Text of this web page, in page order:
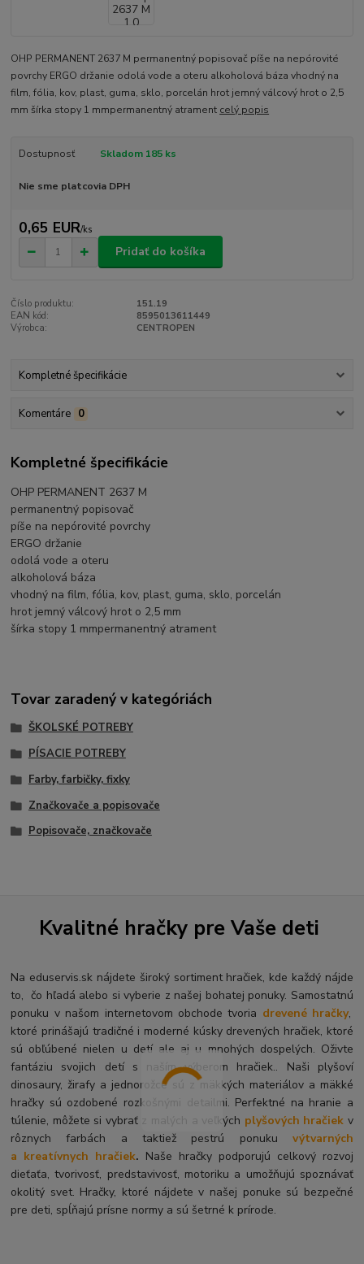
OHP PERMANENT 2637 M permanentný popisovač píše na nepórovité
povrchy ERGO držanie odolá vode a oteru alkoholová báza vhodný na
film, fólia, kov, plast, guma, sklo, porcelán hrot jemný válcový hrot o 2,5
mm šírka stopy 1 mmpermanentný atrament celý popis
Dostupnosť Skladom 185 ks
Nie sme platcovia DPH
0,65 EUR/ks
Pridať do košíka
Číslo produktu:
151.19
EAN kód:
8595013611449
Výrobca:
CENTROPEN
Kompletné špecifikácie
Komentáre 0
Kompletné špecifikácie
OHP PERMANENT 2637 M
permanentný popisovač
píše na nepórovité povrchy
ERGO držanie
odolá vode a oteru
alkoholová báza
vhodný na film, fólia, kov, plast, guma, sklo, porcelán
hrot jemný válcový hrot o 2,5 mm
šírka stopy 1 mmpermanentný atrament
Tovar zaradený v kategóriách
ŠKOLSKÉ POTREBY
PÍSACIE POTREBY
Farby, farbičky, fixky
Značkovače a popisovače
Popisovače, značkovače
Kvalitné hračky pre Vaše deti
Na eduservis.sk nájdete široký sortiment hračiek, kde každý nájde
to, čo hľadá alebo si vyberie z našej bohatej ponuky. Samostatnú
ponuku v našom internetovom obchode tvoria drevené hračky,
ktoré prinášajú tradičné i moderné kúsky drevených hračiek, ktoré
sú obľúbené nielen u detí ale aj u mnohých dospelých. Oživte
fantáziu svojich detí s naším výberom hračiek.. Naši plyšoví
dinosaury, žirafy a jednorožce sú z mäkkých materiálov a mäkké
hračky sú ozdobené rozkošnými detailmi. Perfektné na hranie a
túlenie, môžete si vybrať z malých a veľkých plyšových hračiek v
rôznych farbách a taktiež pestrú ponuku výtvarných
a kreatívnych hračiek. Naše hračky podporujú celkový rozvoj
dieťaťa, tvorivosť, predstavivosť, motoriku a umožňujú spoznávať
okolitý svet. Hračky, ktoré nájdete v našej ponuke sú bezpečné
pre deti, spĺňajú prísne normy a sú šetrné k prírode.